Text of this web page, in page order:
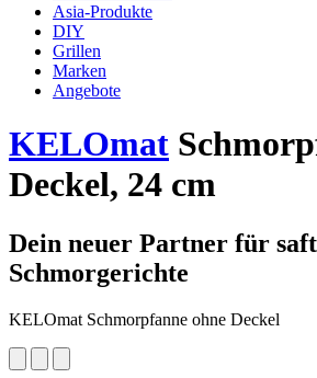
Asia-Produkte
DIY
Grillen
Marken
Angebote
KELOmat
Deckel, 24 cm
Dein neuer Partner für
Schmorgerichte
KELOmat Schmorpfanne ohne Deckel